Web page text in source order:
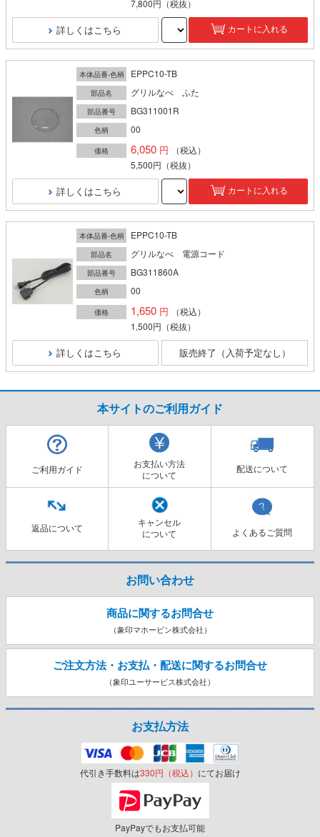
7,800円 （税抜）
詳しくはこちら カートに入れる
本体品番-色柄 EPPC10-TB
部品名 グリルなべ ふた
部品番号 BG311001R
色柄 00
価格 6,050
（税込）
5,500円 （税抜）
詳しくはこちら カートに入れる
本体品番-色柄 EPPC10-TB
部品名 グリルなべ 電源コード
部品番号 BG311860A
色柄 00
価格 1,650
（税込）
1,500円 （税抜）
詳しくはこちら 販売終了（入荷予定なし）
本サイトのご利用ガイド
ご利用ガイド
お支払い方法
について
配送について
返品について
キャンセル
について
よくあるご質問
お問い合わせ
商品に関するお問合せ
（象印マホービン株式会社）
ご注文方法・お支払・配送に関するお問合せ
（象印ユーサービス株式会社）
お支払方法
代引き手数料は330円（税込） にてお届け
PayPayでもお支払可能